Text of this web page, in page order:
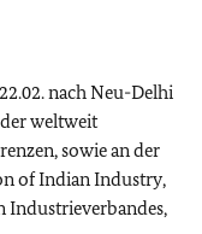
nach Neu-Delhi
weltweit
sowie an der
of Indian Industry,
Industrieverbandes,